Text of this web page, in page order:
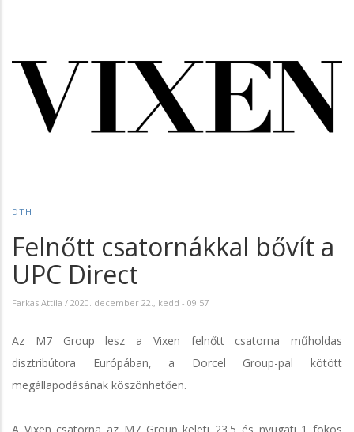
DTH
Felnőtt csatornákkal bővít a
UPC Direct
Farkas Attila / 2020. december 22., kedd - 09:57
Az M7 Group lesz a Vixen felnőtt csatorna műholdas
disztribútora Európában, a Dorcel Group-pal kötött
megállapodásának köszönhetően.